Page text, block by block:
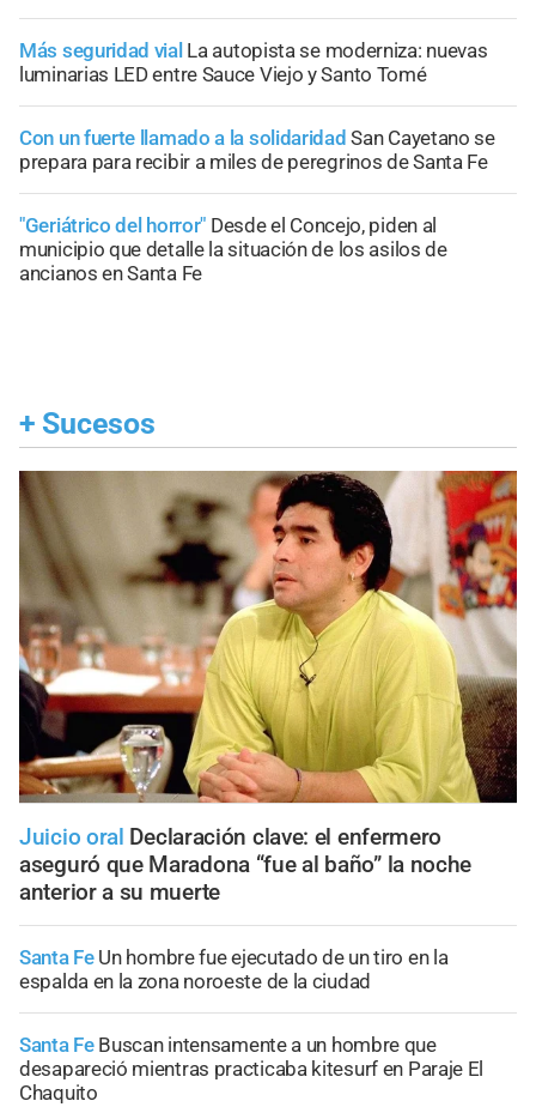
Más seguridad vial La autopista se moderniza: nuevas
luminarias LED entre Sauce Viejo y Santo Tomé
Con un fuerte llamado a la solidaridad San Cayetano se
prepara para recibir a miles de peregrinos de Santa Fe
"Geriátrico del horror" Desde el Concejo, piden al
municipio que detalle la situación de los asilos de
ancianos en Santa Fe
+ Sucesos
Juicio oral Declaración clave: el enfermero
aseguró que Maradona “fue al baño” la noche
anterior a su muerte
Santa Fe Un hombre fue ejecutado de un tiro en la
espalda en la zona noroeste de la ciudad
Santa Fe Buscan intensamente a un hombre que
desapareció mientras practicaba kitesurf en Paraje El
Chaquito